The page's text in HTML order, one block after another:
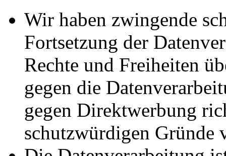
Wir haben zwingende
Fortsetzung der
Rechte und Freiheiten
gegen die
gegen Direktwerbung
schutzwürdigen Gründe